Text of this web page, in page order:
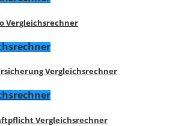
Vergleichsrechner
Vergleichsrechner
Vergleichsrechner